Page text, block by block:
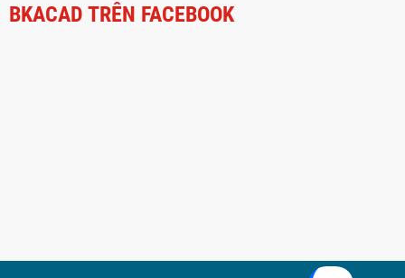
BKACAD TRÊN FACEBOOK